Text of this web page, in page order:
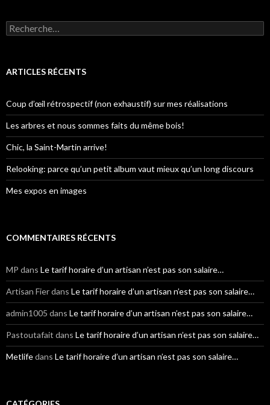
R
e
e
h
e
r
:
ARTICLES RÉCENTS
Coup d’œil rétrospectif (non exhaustif) sur mes réalisations
Les arbres et nous sommes faits du même bois!
Chic, la Saint-Martin arrive!
Relooking: parce qu’un petit album vaut mieux qu’un long discours
Mes expos en images
COMMENTAIRES RÉCENTS
MP dans Le tarif horaire d’un artisan n’est pas son salaire…
Artisan Fierdans Le tarif horaire d’un artisan n’est pas son salaire…
admin1005 dans Le tarif horaire d’un artisan n’est pas son salaire…
Pastoutafait dans Le tarif horaire d’un artisan n’est pas son salaire…
Metlifedans Le tarif horaire d’un artisan n’est pas son salaire…